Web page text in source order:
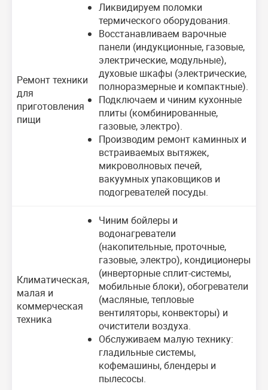
Ремонт техники
для
приготовления
пищи
Ликвидируем поломки
термического оборудования.
Восстанавливаем варочные
панели (индукционные, газовые,
электрические, модульные),
духовые шкафы (электрические,
полноразмерные и компактные).
Подключаем и чиним кухонные
плиты (комбинированные,
газовые, электро).
Производим ремонт каминных и
встраиваемых вытяжек,
микроволновых печей,
вакуумных упаковщиков и
подогревателей посуды.
Климатическая,
малая и
коммерческая
техника
Чиним бойлеры и
водонагреватели
(накопительные, проточные,
газовые, электро), кондиционеры
(инверторные сплит-системы,
мобильные блоки), обогреватели
(масляные, тепловые
вентиляторы, конвекторы) и
очистители воздуха.
Обслуживаем малую технику:
гладильные системы,
кофемашины, блендеры и
пылесосы.